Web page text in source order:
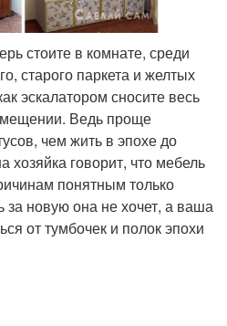
стоите в комнате, среди
старого паркета и желтых
эскалатором сносите весь
Ведь проще
чем жить в эпохе до
говорит, что мебель
понятным только
новую она не хочет, а ваша
от тумбочек и полок эпохи